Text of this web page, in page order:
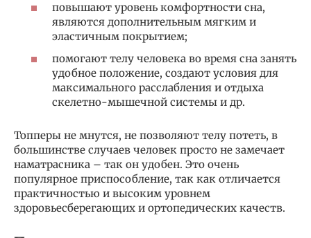
повышают уровень комфортности сна,
являются дополнительным мягким и
эластичным покрытием;
помогают телу человека во время сна занять
удобное положение, создают условия для
максимального расслабления и отдыха
скелетно-мышечной системы и др.
Топперы не мнутся, не позволяют телу потеть, в
большинстве случаев человек просто не замечает
наматрасника – так он удобен. Это очень
популярное приспособление, так как отличается
практичностью и высоким уровнем
здоровьесберегающих и ортопедических качеств.